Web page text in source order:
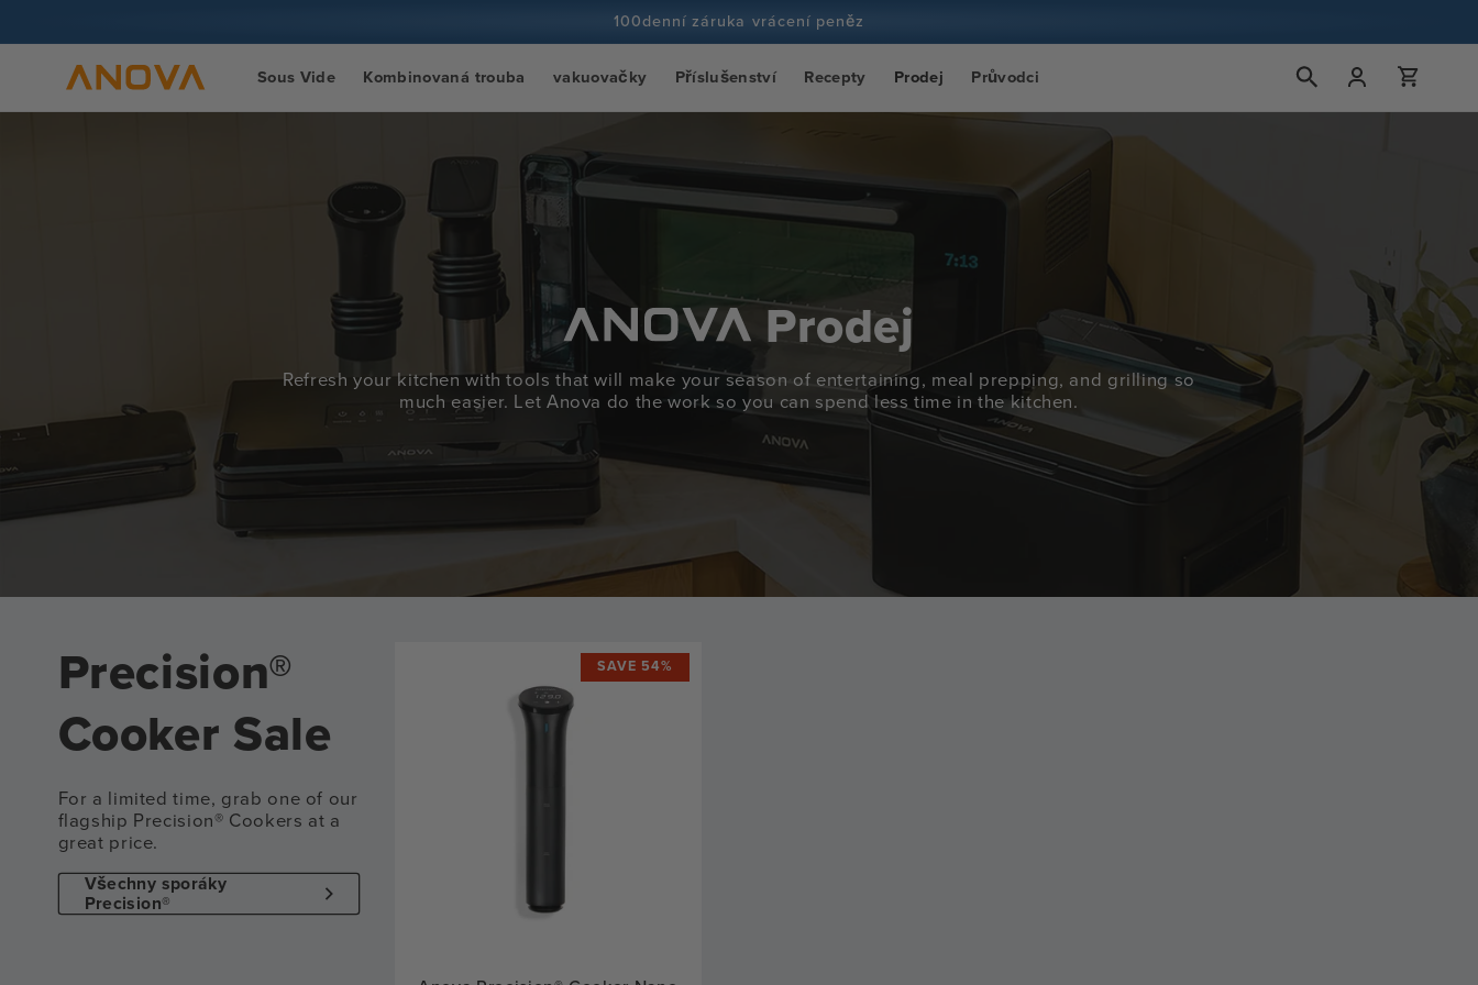
100denní záruka vrácení peněz
Více než 100 milionů kuchařů a stále více
Sous Vide Kombinovaná trouba vakuovačky Příslušenství Recepty Prodej Průvodci Přihlášení Košík
Prodej
Refresh your kitchen with tools that will make your season of entertaining, meal prepping, and grilling so
much easier. Let Anova do the work so you can spend less time in the kitchen.
Precision®
Cooker Sale
For a limited time, grab one of our
flagship Precision® Cookers at a
great price.
Všechny sporáky
Precision®
SAVE 54%